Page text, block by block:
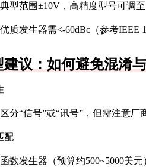
型范围±10V，高精度型号可调至
质发生器需<-60dBc（参考IEEE
议：如何避免混淆
分“信号”或“讯号”，但需注意厂
配
数发生器（预算约500~5000美元